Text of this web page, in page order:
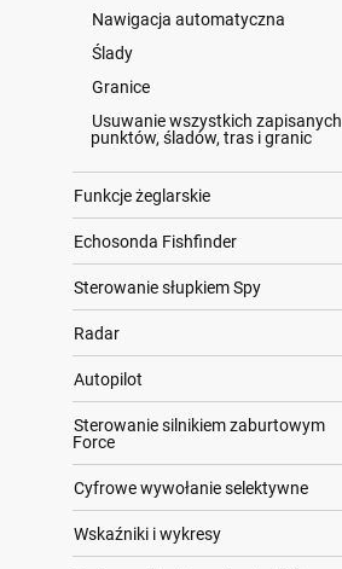
Nawigacja automatyczna
Ślady
Granice
Usuwanie wszystkich zapisanych
punktów, śladów, tras i granic
Funkcje żeglarskie
Echosonda Fishfinder
Sterowanie słupkiem Spy
Radar
Autopilot
Sterowanie silnikiem zaburtowym
Force
Cyfrowe wywołanie selektywne
Wskaźniki i wykresy